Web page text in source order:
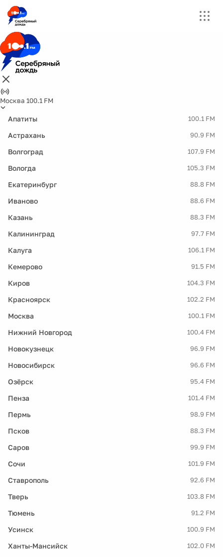
Москва 100.1 FM
Апатиты 100.1 FM
Астрахань 90.9 FM
Волгоград 107.9 FM
Вологда 105.3 FM
Екатеринбург 88.8 FM
Иваново 88.6 FM
Казань 88.3 FM
Калининград 97.7 FM
Калуга 106.1 FM
Кемерово 91.5 FM
Киров 104.3 FM
Красноярск 102.2 FM
Москва 100.1 FM
Нижний Новгород 100.4 FM
Новокузнецк 96.9 FM
Новосибирск 96.6 FM
Озёрск 95.4 FM
Пенза 101.4 FM
Пермь 98.9 FM
Псков 88.3 FM
Саров 99.9 FM
Сочи 101.9 FM
Ставрополь 92.6 FM
Тверь 103.8 FM
Тюмень 91.2 FM
Усинск 100.9 FM
Ханты-Мансийск 102.0 FM